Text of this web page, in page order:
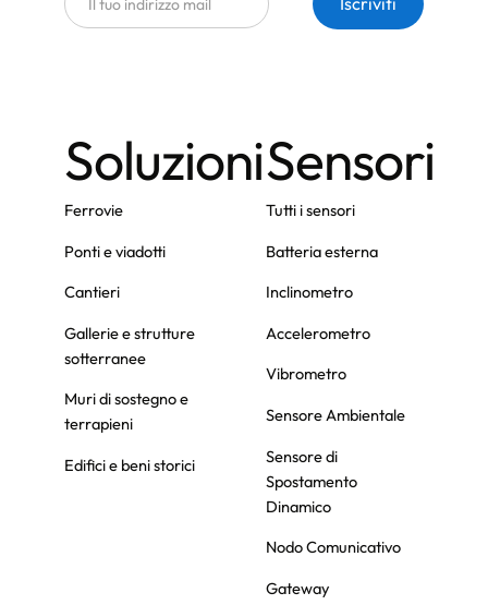
Soluzioni
Ferrovie
Ponti e viadotti
Cantieri
Gallerie e strutture
sotterranee
Muri di sostegno e
terrapieni
Edifici e beni storici
Sensori
Tutti i sensori
Batteria esterna
Inclinometro
Accelerometro
Vibrometro
Sensore Ambientale
Sensore di
Spostamento
Dinamico
Nodo Comunicativo
Gateway